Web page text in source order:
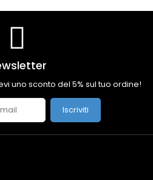
uno sconto del 5% sul tuo ordine!
Iscriviti